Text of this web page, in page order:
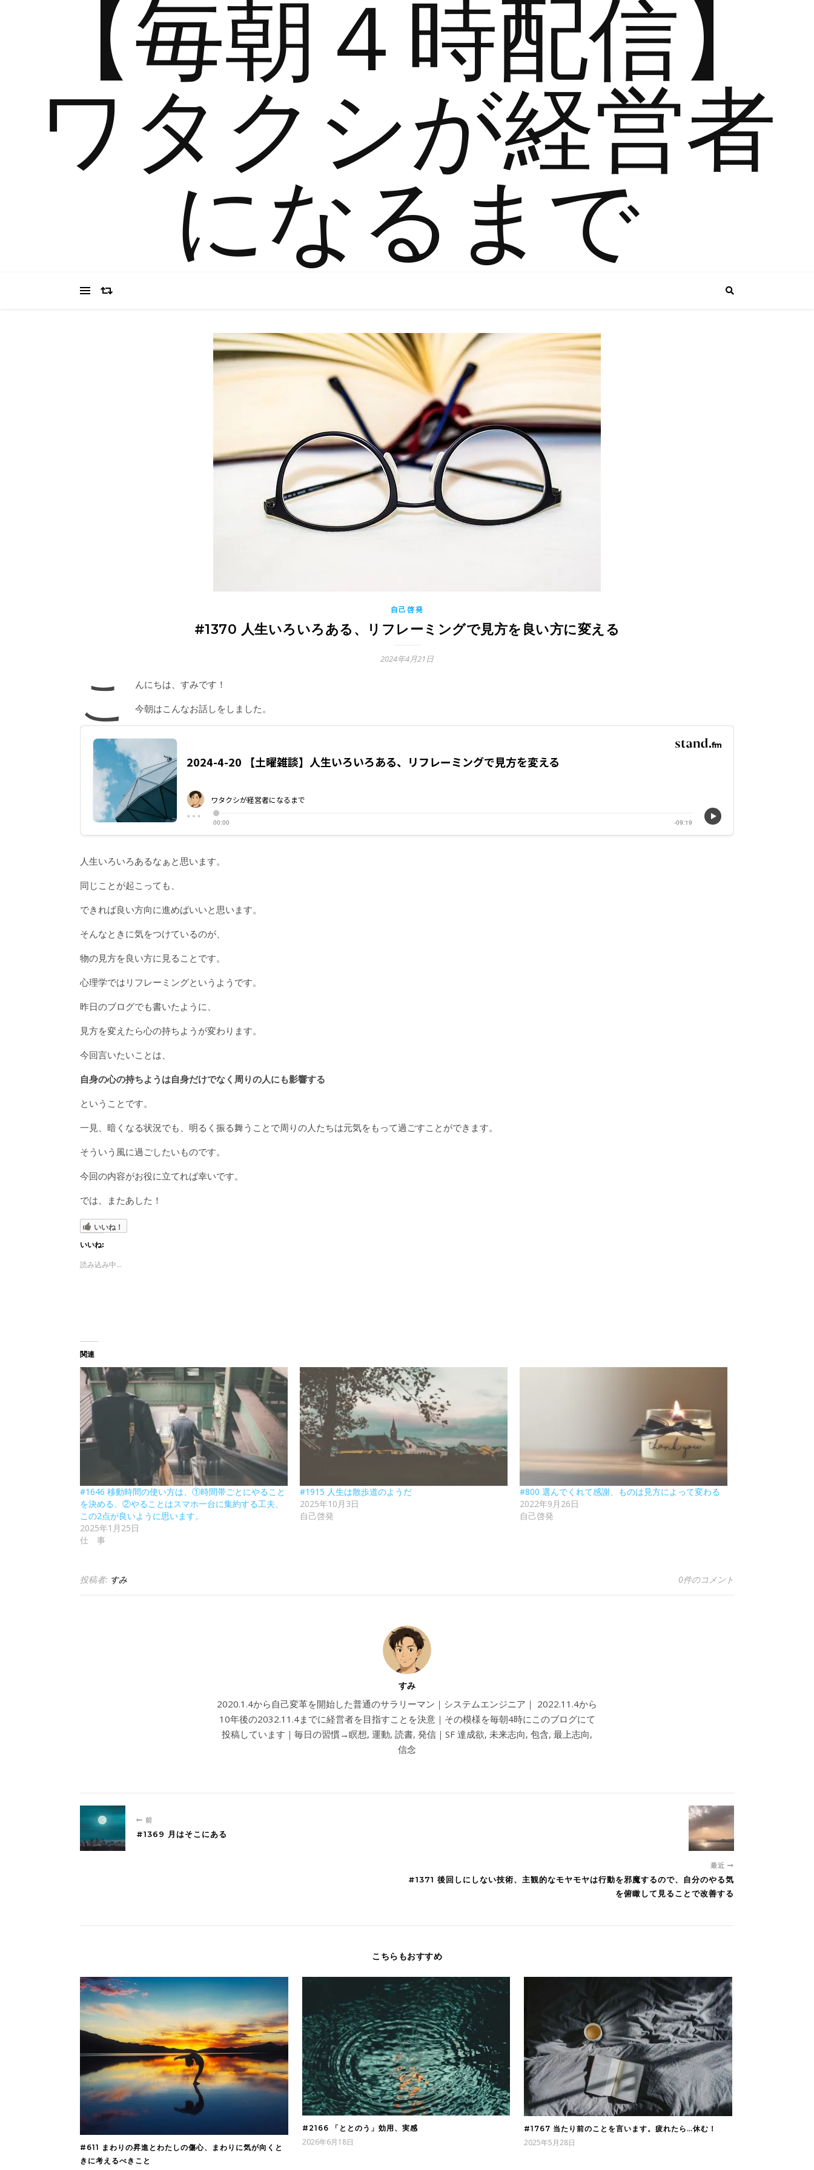
【毎朝４時配信】
ワタクシが経営者
になるまで
自己啓発
#1370 人生いろいろある、リフレーミングで見方を良い方に変える
2024年4月21日
こ
んにちは、すみです！
今朝はこんなお話しをしました。
人生いろいろあるなぁと思います。
同じことが起こっても、
できれば良い方向に進めばいいと思います。
そんなときに気をつけているのが、
物の見方を良い方に見ることです。
心理学ではリフレーミングというようです。
昨日のブログでも書いたように、
見方を変えたら心の持ちようが変わります。
今回言いたいことは、
自身の心の持ちようは自身だけでなく周りの人にも影響する
ということです。
一見、暗くなる状況でも、明るく振る舞うことで周りの人たちは元気をもって過ごすことができます。
そういう風に過ごしたいものです。
今回の内容がお役に立てれば幸いです。
では、またあした！
いいね！
いいね:
読み込み中...
関連
#1646 移動時間の使い方は、①時間帯ごとにやること
を決める、②やることはスマホ一台に集約する工夫、
この2点が良いように思います。
2025年1月25日
仕 事
#1915 人生は散歩道のようだ
2025年10月3日
自己啓発
#800 選んでくれて感謝、ものは見方によって変わる
2022年9月26日
自己啓発
投稿者: すみ 0件のコメント
すみ
2020.1.4から自己変革を開始した普通のサラリーマン｜システムエンジニア｜ 2022.11.4から
10年後の2032.11.4までに経営者を目指すことを決意｜その模様を毎朝4時にこのブログにて
投稿しています｜毎日の習慣→瞑想, 運動, 読書, 発信｜SF 達成欲, 未来志向, 包含, 最上志向,
信念
前
#1369 月はそこにある
最近
#1371 後回しにしない技術、主観的なモヤモヤは行動を邪魔するので、自分のやる気
を俯瞰して見ることで改善する
こちらもおすすめ
#611 まわりの昇進とわたしの傷心、まわりに気が向くと
きに考えるべきこと
#2166 「ととのう」効用、実感
2026年6月18日
#1767 当たり前のことを言います。疲れたら…休む！
2025年5月28日